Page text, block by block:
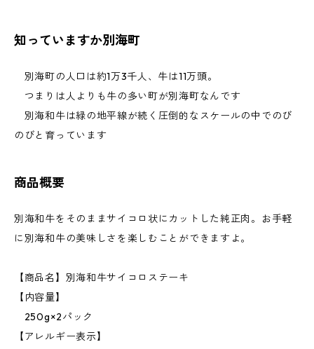
知っていますか別海町
別海町の人口は約1万3千人、牛は11万頭。
つまりは人よりも牛の多い町が別海町なんです
別海和牛は緑の地平線が続く圧倒的なスケールの中でのび
のびと育っています
商品概要
別海和牛をそのままサイコロ状にカットした純正肉。お手軽
に別海和牛の美味しさを楽しむことができますよ。
【商品名】別海和牛サイコロステーキ
【内容量】
250g×2パック
【アレルギー表示】